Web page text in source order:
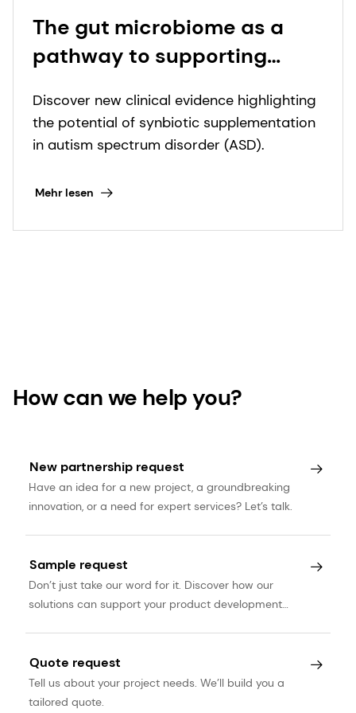
The gut microbiome as a
pathway to supporting
study reveals synbiotics'
dual benefits for digestive
Discover new clinical evidence highlighting
the potential of synbiotic supplementation
in autism spectrum disorder (ASD).
Mehr lesen
How can we help you?
New partnership request
Have an idea for a new project, a groundbreaking
innovation, or a need for expert services? Let’s talk.
Sample request
Don’t just take our word for it. Discover how our
solutions can support your product development
Quote request
Tell us about your project needs. We’ll build you a
tailored quote.